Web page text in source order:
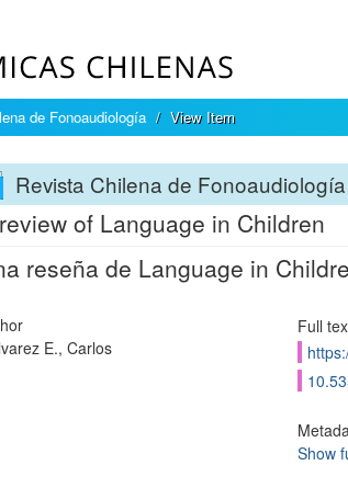
de Fonoaudiología View Item
Revista Chilena de Fonoaudiología
of Language in Children
reseña de Language in
E., Carlos
Full
Show